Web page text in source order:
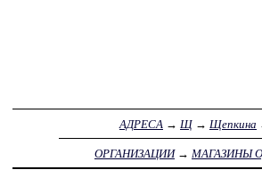
АДРЕСА → Щ → Щепкина
ОРГАНИЗАЦИИ→ МАГАЗИНЫ